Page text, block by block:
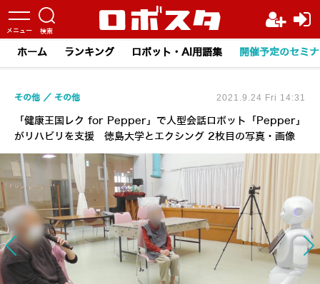
ホーム ランキング ロボット・AI用語集 開催予定のセミ
「健康王国レク for Pepper」で人型会話ロボット「Pepper」
がリハビリを支援 徳島大学とエクシング 2枚目の写真・画像
その他 その他 2021.9.24 Fri 14:31